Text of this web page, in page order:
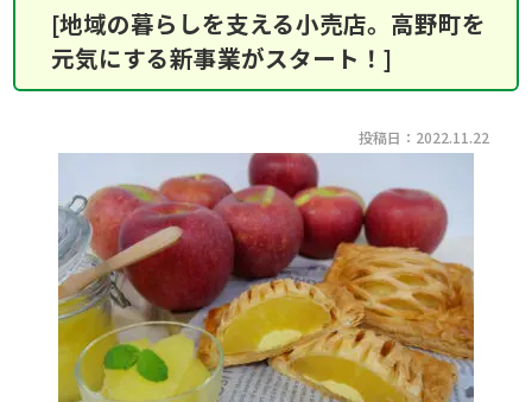
[地域の暮らしを支える小売店。高野町を
元気にする新事業がスタート！]
投稿日：2022.11.22